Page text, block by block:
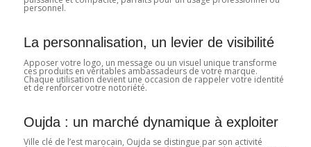
personnel.
La personnalisation, un levier de visibilité
Apposer votre logo, un message ou un visuel unique transforme
ces produits en véritables ambassadeurs de votre marque.
Chaque utilisation devient une occasion de rappeler votre identité
et de renforcer votre notoriété.
Oujda : un marché dynamique à exploiter
Ville clé de l’est marocain, Oujda se distingue par son activité